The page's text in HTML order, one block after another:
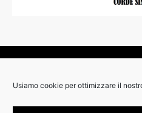
Usiamo cookie per ottimizzare il